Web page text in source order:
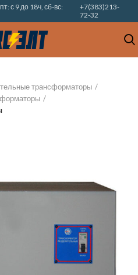
с 9 до 18ч, сб-вс:
+7(383)213-
72-32
трансформаторы